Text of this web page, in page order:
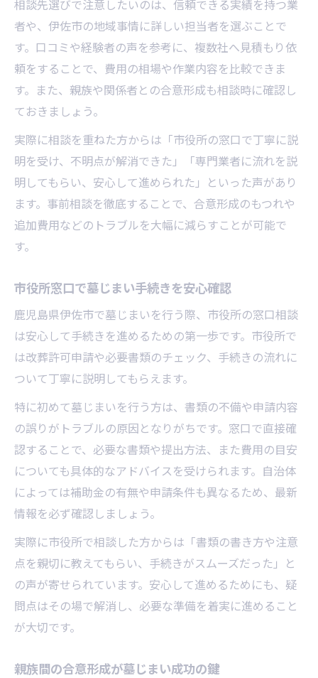
市役所の窓口相談で墓じまい遅延防止
スムーズな申請を叶える墓じまい手順
墓じまい申請手順を分かりやすく解説
申請前に必要な墓じまい準備ポイント
墓じまいで行政手続きを円滑に進める方法
市役所連携で墓じまい申請がスムーズに
トラブルを避ける墓じまい工程の流れ
費用トラブルを避ける見積もり比較の重要性
墓じまい費用トラブルを防ぐ見積もり術
費用相場を知って墓じまいトラブル回避
墓じまいで追加費用発生を防ぐコツ
業者選び一つで変わる安心の墓じまい体験
信頼できる墓じまい業者の選び方と基準
墓じまい業者選定でトラブルを避ける方法
経験豊富な業者が墓じまい成功のポイント
口コミや体験談で墓じまい業者を比較
業者依頼で墓じまい手続きが楽になる理由
相談先選びで注意したいのは、信頼できる実績を持つ業
者や、伊佐市の地域事情に詳しい担当者を選ぶことで
す。口コミや経験者の声を参考に、複数社へ見積もり依
頼をすることで、費用の相場や作業内容を比較できま
す。また、親族や関係者との合意形成も相談時に確認し
ておきましょう。
実際に相談を重ねた方からは「市役所の窓口で丁寧に説
明を受け、不明点が解消できた」「専門業者に流れを説
明してもらい、安心して進められた」といった声があり
ます。事前相談を徹底することで、合意形成のもつれや
追加費用などのトラブルを大幅に減らすことが可能で
す。
市役所窓口で墓じまい手続きを安心確認
鹿児島県伊佐市で墓じまいを行う際、市役所の窓口相談
は安心して手続きを進めるための第一歩です。市役所で
は改葬許可申請や必要書類のチェック、手続きの流れに
ついて丁寧に説明してもらえます。
特に初めて墓じまいを行う方は、書類の不備や申請内容
の誤りがトラブルの原因となりがちです。窓口で直接確
認することで、必要な書類や提出方法、また費用の目安
についても具体的なアドバイスを受けられます。自治体
によっては補助金の有無や申請条件も異なるため、最新
情報を必ず確認しましょう。
実際に市役所で相談した方からは「書類の書き方や注意
点を親切に教えてもらい、手続きがスムーズだった」と
の声が寄せられています。安心して進めるためにも、疑
問点はその場で解消し、必要な準備を着実に進めること
が大切です。
親族間の合意形成が墓じまい成功の鍵